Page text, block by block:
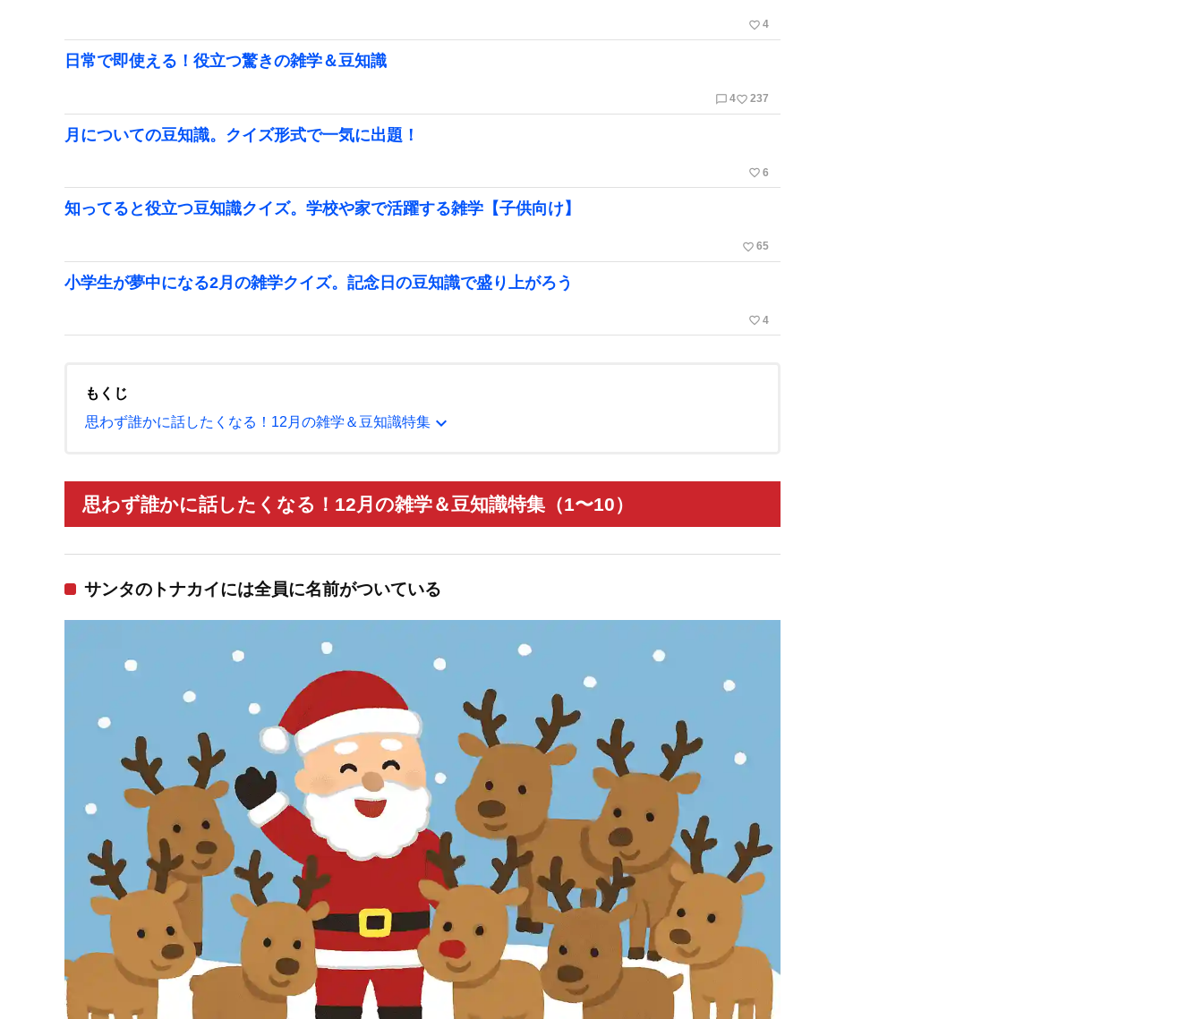
favorite_border 4
日常で即使える！役立つ驚きの雑学＆豆知識
chat_bubble_outline 4favorite_border 237
月についての豆知識。クイズ形式で一気に出題！
favorite_border 6
知ってると役立つ豆知識クイズ。学校や家で活躍する雑学【子供向け】
favorite_border 65
小学生が夢中になる2月の雑学クイズ。記念日の豆知識で盛り上がろう
favorite_border 4
もくじ
思わず誰かに話したくなる！12月の雑学＆豆知識特集 expand_more
思わず誰かに話したくなる！12月の雑学＆豆知識特集（1〜10）
サンタのトナカイには全員に名前がついている